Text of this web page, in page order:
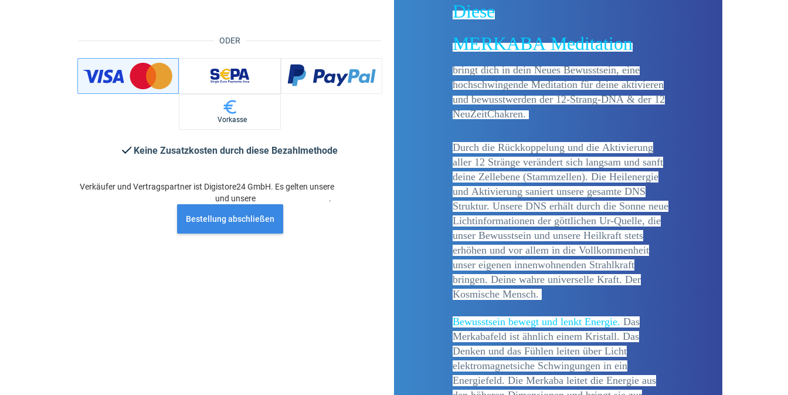
ODER
Vorkasse
Keine Zusatzkosten durch diese Bezahlmethode
Verkäufer und Vertragspartner ist Digistore24 GmbH. Es gelten unsere
und unsere .
Bestellung abschließen
Diese
MERKABA Meditation
bringt dich in dein Neues Bewusstsein, eine
hochschwingende Meditation für deine aktivieren
und bewusstwerden der 12-Strang-DNA & der 12
NeuZeitChakren.
Durch die Rückkoppelung und die Aktivierung
aller 12 Stränge verändert sich langsam und sanft
deine Zellebene (Stammzellen). Die Heilenergie
und Aktivierung saniert unsere gesamte DNS
Struktur. Unsere DNS erhält durch die Sonne neue
Lichtinformationen der göttlichen Ur-Quelle, die
unser Bewusstsein und unsere Heilkraft stets
erhöhen und vor allem in die Vollkommenheit
unser eigenen innenwohnenden Strahlkraft
bringen. Deine wahre universelle Kraft. Der
Kosmische Mensch.
Bewusstsein bewegt und lenkt Energie. Das
Merkabafeld ist ähnlich einem Kristall. Das
Denken und das Fühlen leiten über Licht
elektromagnetsiche Schwingungen in ein
Energiefeld. Die Merkaba leitet die Energie aus